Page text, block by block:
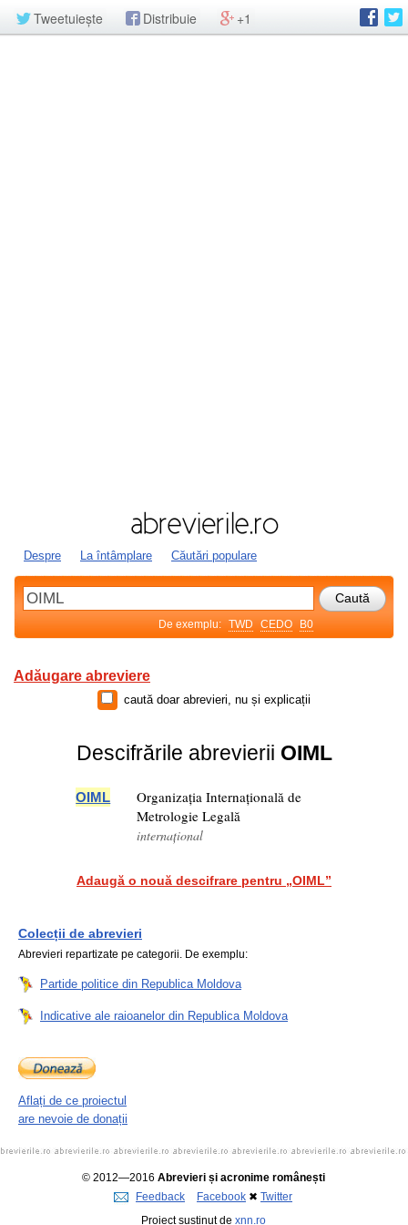
Tweetuiește Distribuie +1
Despre La întâmplare Căutări populare
De exemplu: TWD CEDO B0
Adăugare abreviere
caută doar abrevieri, nu și explicații
Descifrările abrevierii OIML
OIML
Organizația Internațională de
Metrologie Legală
internațional
Adaugă o nouă descifrare pentru „OIML”
Colecții de abrevieri
Abrevieri repartizate pe categorii. De exemplu:
Partide politice din Republica Moldova
Indicative ale raioanelor din Republica Moldova
Aflați de ce proiectul
are nevoie de donații
© 2012—2016 Abrevieri și acronime românești
Feedback
Facebook ✖ Twitter
Proiect susținut de xnn.ro